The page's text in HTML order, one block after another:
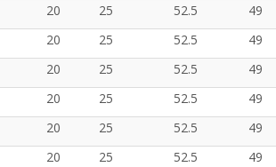
20 25 52.5 49
20 25 52.5 49
20 25 52.5 49
20 25 52.5 49
20 25 52.5 49
20 25 52.5 49